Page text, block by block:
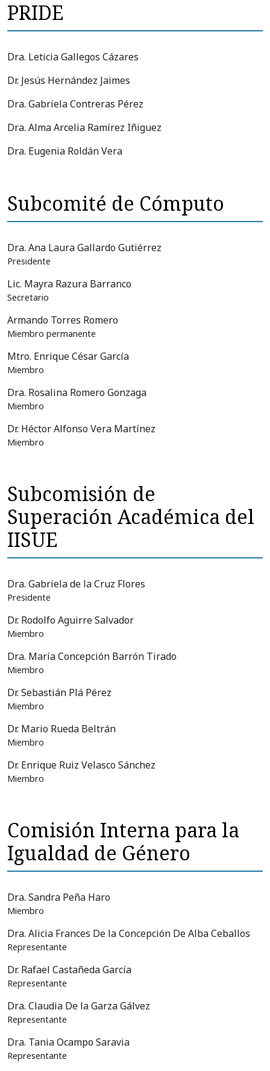
PRIDE
Dra. Leticia Gallegos Cázares
Dr. Jesús Hernández Jaimes
Dra. Gabriela Contreras Pérez
Dra. Alma Arcelia Ramírez Iñiguez
Dra. Eugenia Roldán Vera
Subcomité de Cómputo
Dra. Ana Laura Gallardo Gutiérrez
Presidente
Lic. Mayra Razura Barranco
Secretario
Armando Torres Romero
Miembro permanente
Mtro. Enrique César García
Miembro
Dra. Rosalina Romero Gonzaga
Miembro
Dr. Héctor Alfonso Vera Martínez
Miembro
Subcomisión de
Superación Académica del
IISUE
Dra. Gabriela de la Cruz Flores
Presidente
Dr. Rodolfo Aguirre Salvador
Miembro
Dra. María Concepción Barrón Tirado
Miembro
Dr. Sebastián Plá Pérez
Miembro
Dr. Mario Rueda Beltrán
Miembro
Dr. Enrique Ruiz Velasco Sánchez
Miembro
Comisión Interna para la
Igualdad de Género
Dra. Sandra Peña Haro
Miembro
Dra. Alicia Frances De la Concepción De Alba Ceballos
Representante
Dr. Rafael Castañeda García
Representante
Dra. Claudia De la Garza Gálvez
Representante
Dra. Tania Ocampo Saravia
Representante